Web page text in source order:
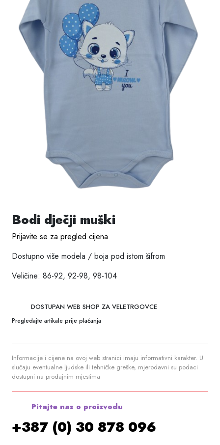
Bodi dječji muški
Prijavite se za pregled cijena
Dostupno više modela / boja pod istom šifrom
Veličine: 86-92, 92-98, 98-104
DOSTUPAN WEB SHOP ZA VELETRGOVCE
Pregledajte artikale prije plaćanja
Informacije i cijene na ovoj web stranici imaju informativni karakter. U
slučaju eventualne ljudske ili tehničke greške, mjerodavni su podaci
dostupni na prodajnim mjestima
Pitajte nas o proizvodu
+387 (0) 30 878 096